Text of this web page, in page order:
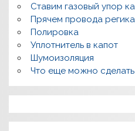
Ставим газовый упор
Прячем провода
Полировка
Уплотнитель в капот
Шумоизоляция
Что еще можно